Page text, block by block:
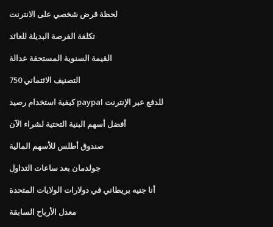
لحظة قرض شخصي على الانترنت
تكلفة الفرصة البديلة للعائد
القيمة السنوية المستحقة عدالة
التصنيف الائتماني 750
كيفية استخدام رصيد paypal للدفع عبر الإنترنت
أفضل أسهم البنية التحتية لشراء الآن
صندوق أطلس للأسهم المالية
جولدمان بعد ساعات التداول
أنا جنيه بريطاني في دولارات الولايات المتحدة
معدل الأرباح السابقة